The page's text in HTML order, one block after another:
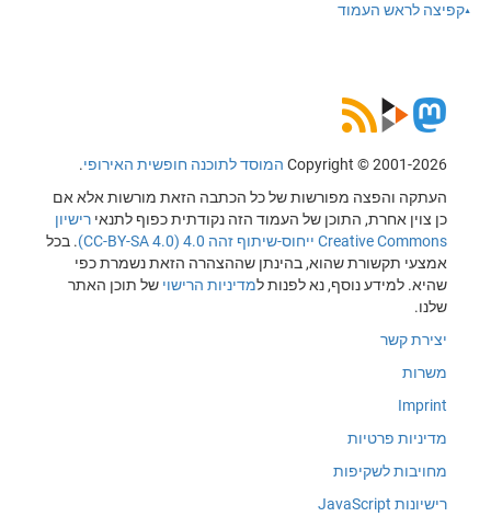
קפיצה לראש העמוד
Copyright © 2001-2026 המוסד לתוכנה חופשית האירופי.
העתקה והפצה מפורשות של כל הכתבה הזאת מורשות אלא אם
כן צוין אחרת, התוכן של העמוד הזה נקודתית כפוף לתנאי רישיון
Creative Commons ייחוס-שיתוף זהה 4.0 (CC-BY-SA 4.0)
. בכל
אמצעי תקשורת שהוא, בהינתן שההצהרה הזאת נשמרת כפי
שהיא. למידע נוסף, נא לפנות למדיניות הרישוי של תוכן האתר
שלנו.
יצירת קשר
משרות
Imprint
מדיניות פרטיות
מחויבות לשקיפות
רישיונות JavaScript